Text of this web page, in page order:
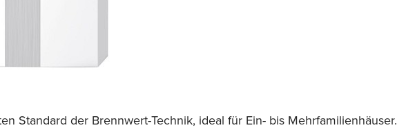
Standard der Brennwert-Technik, ideal für Ein- bis Mehrfamilienhäuser.